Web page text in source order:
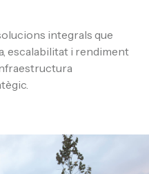
integrals que
escalabilitat i rendiment